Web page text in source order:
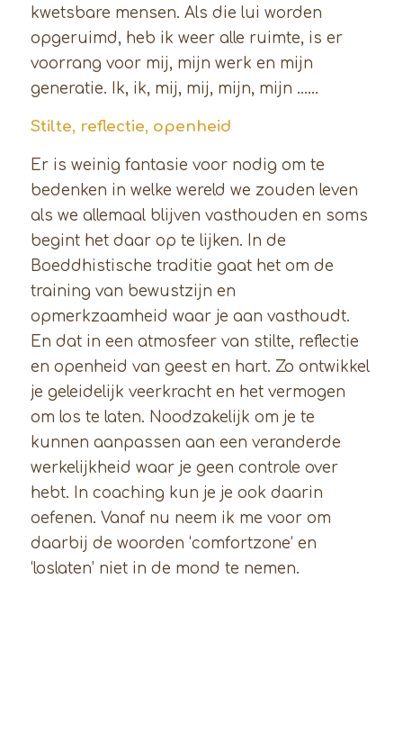
kwetsbare mensen. Als die lui worden
opgeruimd, heb ik weer alle ruimte, is er
voorrang voor mij, mijn werk en mijn
generatie. Ik, ik, mij, mij, mijn, mijn ……
Stilte, reflectie, openheid
Er is weinig fantasie voor nodig om te
bedenken in welke wereld we zouden leven
als we allemaal blijven vasthouden en soms
begint het daar op te lijken. In de
Boeddhistische traditie gaat het om de
training van bewustzijn en
opmerkzaamheid waar je aan vasthoudt.
En dat in een atmosfeer van stilte, reflectie
en openheid van geest en hart. Zo ontwikkel
je geleidelijk veerkracht en het vermogen
om los te laten. Noodzakelijk om je te
kunnen aanpassen aan een veranderde
werkelijkheid waar je geen controle over
hebt. In coaching kun je je ook daarin
oefenen. Vanaf nu neem ik me voor om
daarbij de woorden ‘comfortzone’ en
‘loslaten’ niet in de mond te nemen.